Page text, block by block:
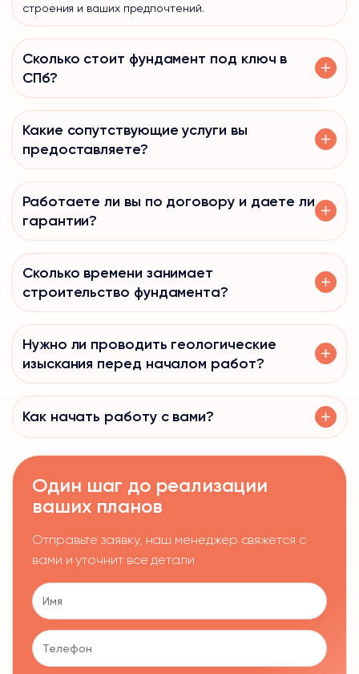
строения и ваших предпочтений.
Сколько стоит фундамент под ключ в
СПб?
Какие сопутствующие услуги вы
предоставляете?
Работаете ли вы по договору и даете ли
гарантии?
Сколько времени занимает
строительство фундамента?
Нужно ли проводить геологические
изыскания перед началом работ?
Как начать работу с вами?
Один шаг до реализации
ваших планов
Отправьте заявку, наш менеджер свяжется с
вами и уточнит все детали